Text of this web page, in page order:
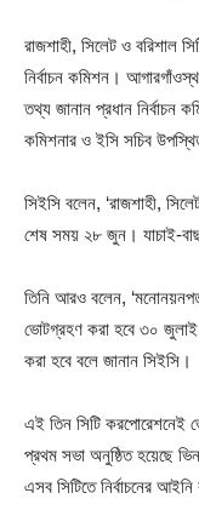
রাজশাহী, সিলেট ও বরিশাল
নির্বাচন কমিশন। আগারগাঁওস্থ
তথ্য জানান প্রধান নির্বাচন
কমিশনার ও ইসি সচিব
সিইসি বলেন, ‘রাজশাহী,
শেষ সময় ২৮ জুন। যাচাই-
তিনি আরও বলেন,
ভোটগ্রহণ করা হবে ৩০
করা হবে বলে জানান সিইসি।
এই তিন সিটি করপোরেশনেই
প্রথম সভা অনুষ্ঠিত হয়েছে
এসব সিটিতে নির্বাচনের